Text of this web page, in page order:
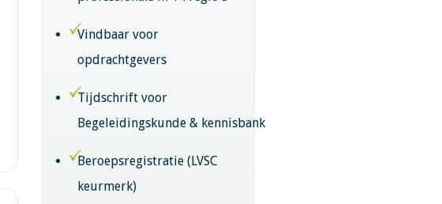
Vindbaar voor
opdrachtgevers
Tijdschrift voor
Begeleidingskunde & kennisbank
Beroepsregistratie (LVSC
keurmerk)